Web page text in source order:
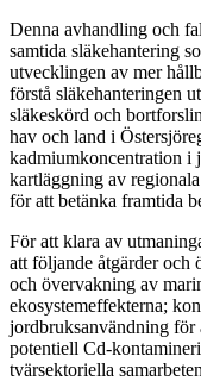
Denna avhandling och
samtida släkehantering
utvecklingen av mer
förstå släkehanteringen
släkeskörd och
hav och land i
kadmiumkoncentration i
kartläggning av
för att betänka framtida
För att klara av
att följande åtgärder och
och övervakning av
ekosystemeffekterna;
jordbruksanvändning för
potentiell Cd-
tvärsektoriella